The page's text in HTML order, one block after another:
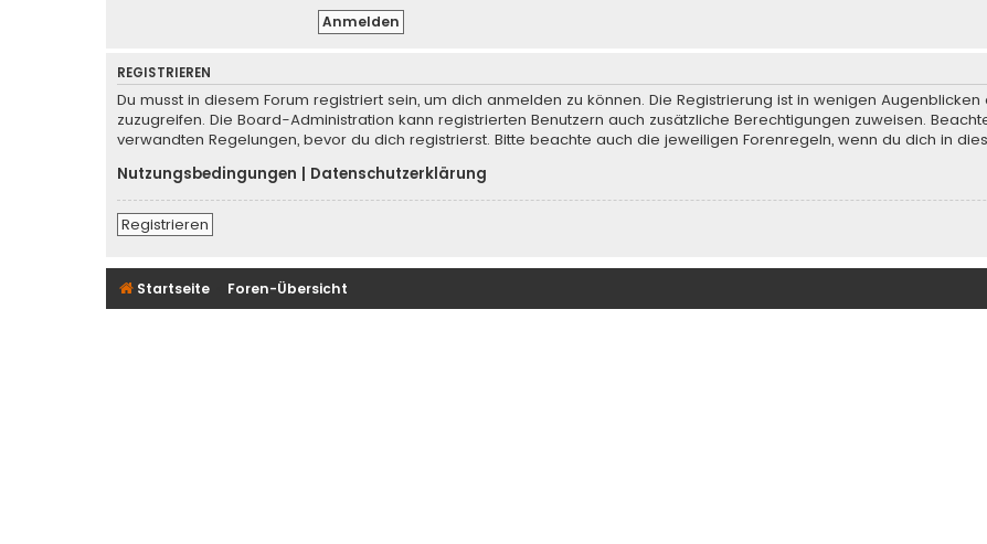
REGISTRIEREN
Du musst in diesem Forum registriert sein, um dich anmelden zu können. Die Registrierung ist in wenigen
zuzugreifen. Die Board-Administration kann registrierten Benutzern auch zusätzliche Berechtigungen zuweisen.
verwandten Regelungen, bevor du dich registrierst. Bitte beachte auch die jeweiligen Forenregeln, wenn du dich in
Nutzungsbedingungen
Datenschutzerklärung
Registrieren
Startseite Foren-Übersicht